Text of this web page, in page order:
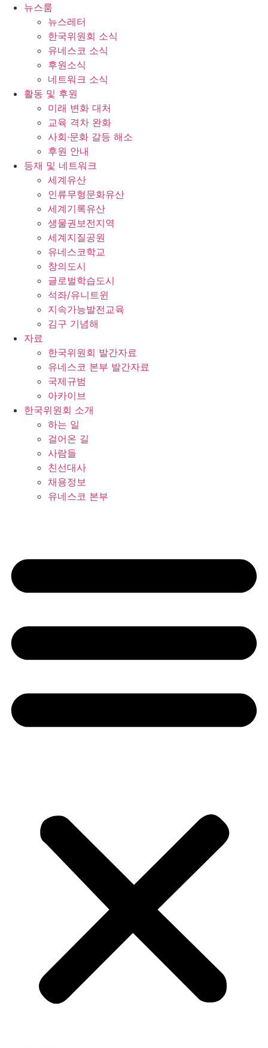
뉴스룸
뉴스레터
한국위원회 소식
유네스코 소식
후원소식
네트워크 소식
활동 및 후원
미래 변화 대처
교육 격차 완화
사회∙문화 갈등 해소
후원 안내
등재 및 네트워크
세계유산
인류무형문화유산
세계기록유산
생물권보전지역
세계지질공원
유네스코학교
창의도시
글로벌학습도시
석좌/유니트윈
지속가능발전교육
김구 기념해
자료
한국위원회 발간자료
유네스코 본부 발간자료
국제규범
아카이브
한국위원회 소개
하는 일
걸어온 길
사람들
친선대사
채용정보
유네스코 본부